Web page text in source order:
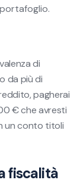
di
da più di
pagherai
€ che avresti
un conto titoli
fiscalità